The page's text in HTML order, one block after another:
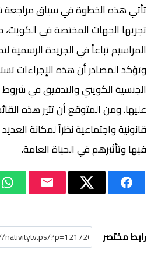
تأتي هذه الخطوة في سياق مراجعة
تجريها الجهات المختصة في
المراسيم تباعاً في الجريدة الرسمية
وتؤكد المصادر أن هذه الإجراءات
الجنسية الكويتي والتدقيق في شروط
عليها. ومن المتوقع أن تثير هذه
قانونية واجتماعية نظراً لمكانة
فيها وتأثيرهم في الحياة العامة.
رابط مختصر